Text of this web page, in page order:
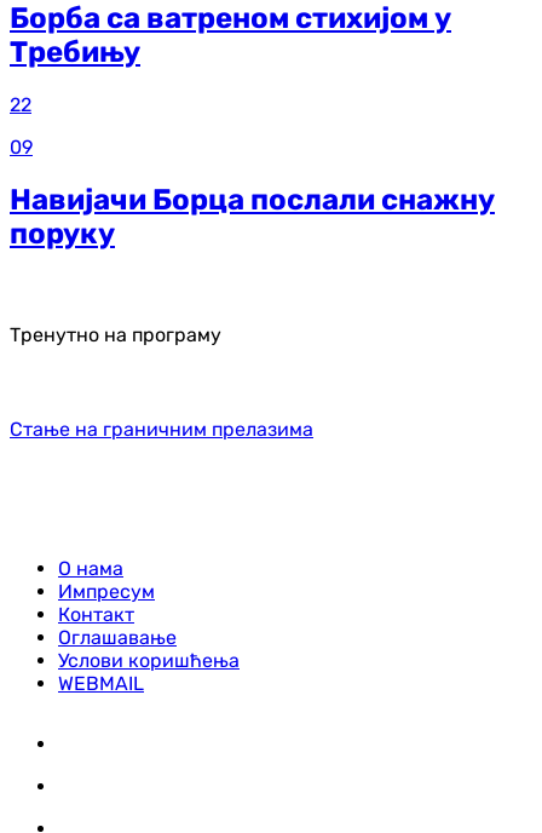
Борба са ватреном стихијом у
Требињу
22
09
Навијачи Борца послали снажну
поруку
Тренутно на програму
Стање на граничним прелазима
О нама
Импресум
Контакт
Оглашавање
Услови коришћења
WEBMAIL